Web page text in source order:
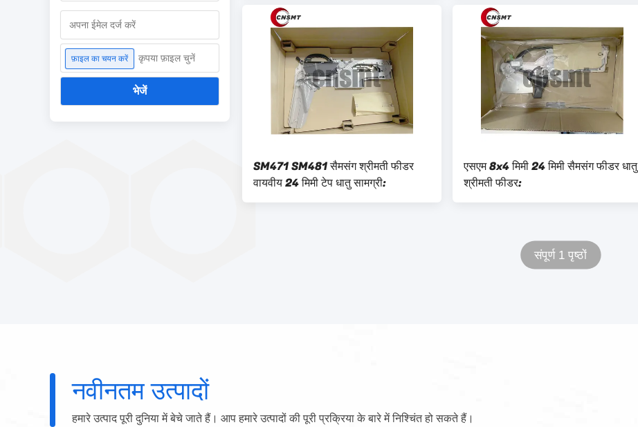
फ़ाइल का चयन करें कृपया फ़ाइल चुनें
भेजें
SM471 SM481 सैमसंग श्रीमती फीडर
वायवीय 24 मिमी टेप धातु सामग्री:
एसएम 8x4 मिमी 24 मिमी सैमसंग फीडर धातु
श्रीमती फीडर:
संपूर्ण 1 पृष्ठों
नवीनतम उत्पादों
हमारे उत्पाद पूरी दुनिया में बेचे जाते हैं। आप हमारे उत्पादों की पूरी प्रक्रिया के बारे में निश्चिंत हो सकते हैं।